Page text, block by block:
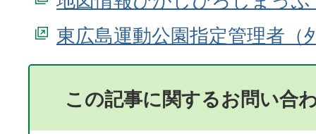
東広島運動公園指定管理者
この記事に関するお問い合